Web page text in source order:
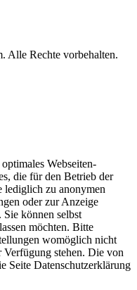
Alle Rechte vorbehalten.
Webseiten-
die für den Betrieb der
lediglich zu anonymen
oder zur Anzeige
können selbst
möchten. Bitte
womöglich nicht
stehen. Die von
Seite Datenschutzerklärung